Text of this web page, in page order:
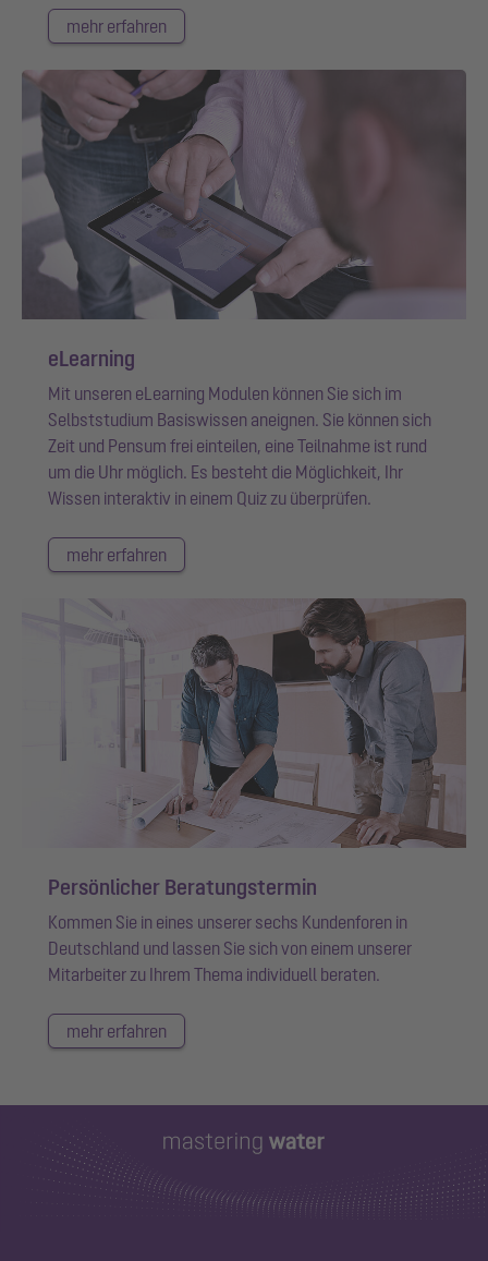
mehr erfahren
eLearning
Mit unseren eLearning Modulen können Sie sich im
Selbststudium Basiswissen aneignen. Sie können sich
Zeit und Pensum frei einteilen, eine Teilnahme ist rund
um die Uhr möglich. Es besteht die Möglichkeit, Ihr
Wissen interaktiv in einem Quiz zu überprüfen.
mehr erfahren
Persönlicher Beratungstermin
Kommen Sie in eines unserer sechs Kundenforen in
Deutschland und lassen Sie sich von einem unserer
Mitarbeiter zu Ihrem Thema individuell beraten.
mehr erfahren